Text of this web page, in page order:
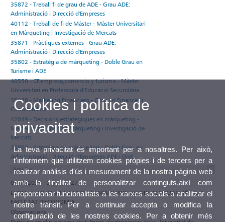
35872 - Treball fi de grau de ADE - Grau ADE:
Administració i Direcció d'Empreses
40112 - Treball de fi de Màster - Màster Universitari
en Màrqueting i Investigació de Mercats
35871 - Pràctiques externes - Grau ADE:
Administració i Direcció d'Empreses
35802 - Estratègia de màrqueting - Doble Grau en
Turisme i ADE
40550 - CF.empresa,comercio y turismo - Màster
Universitari en Professor/a d'Educació Secundària
35938 - Marketing Financiero - Grau en Finances i
Comptabilitat
42049 - Decisions estratègiques en màrqueting -
Màster Universitari en Màrqueting i Investigació de
Mercats
35802 - Estratègia de màrqueting - Doble Grau en
Administració i Direcció d'Empreses ADE i Dret
Tutories
01/09/2026 - 29/01/2027
LUNES de 10:30 a 13:30 1P13 DESPATX PROFESSORS ASSOCIATS Planta 1
FACULTAT D'ECONOMIA
Observacions
Cookies i política de
privacitat
La teva privacitat és important per a nosaltres. Per això,
t'informem que utilitzem cookies pròpies i de tercers per a
realitzar anàlisis d'ús i mesurament de la nostra pàgina web
amb la finalitat de personalitzar continguts,així com
proporcionar funcionalitats a les xarxes socials o analitzar el
nostre trànsit. Per a continuar accepta o modifica la
configuració de les nostres cookies. Per a obtenir més